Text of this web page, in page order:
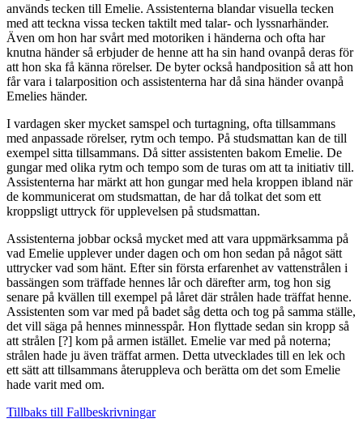
används tecken till Emelie. Assistenterna blandar visuella tecken
med att teckna vissa tecken taktilt med talar- och lyssnarhänder.
Även om hon har svårt med motoriken i händerna och ofta har
knutna händer så erbjuder de henne att ha sin hand ovanpå deras för
att hon ska få känna rörelser. De byter också handposition så att hon
får vara i talarposition och assistenterna har då sina händer ovanpå
Emelies händer.
I vardagen sker mycket samspel och turtagning, ofta tillsammans
med anpassade rörelser, rytm och tempo. På studsmattan kan de till
exempel sitta tillsammans. Då sitter assistenten bakom Emelie. De
gungar med olika rytm och tempo som de turas om att ta initiativ till.
Assistenterna har märkt att hon gungar med hela kroppen ibland när
de kommunicerat om studsmattan, de har då tolkat det som ett
kroppsligt uttryck för upplevelsen på studsmattan.
Assistenterna jobbar också mycket med att vara uppmärksamma på
vad Emelie upplever under dagen och om hon sedan på något sätt
uttrycker vad som hänt. Efter sin första erfarenhet av vattenstrålen i
bassängen som träffade hennes lår och därefter arm, tog hon sig
senare på kvällen till exempel på låret där strålen hade träffat henne.
Assistenten som var med på badet såg detta och tog på samma ställe,
det vill säga på hennes minnesspår. Hon flyttade sedan sin kropp så
att strålen [?] kom på armen istället. Emelie var med på noterna;
strålen hade ju även träffat armen. Detta utvecklades till en lek och
ett sätt att tillsammans återuppleva och berätta om det som Emelie
hade varit med om.
Tillbaks till Fallbeskrivningar